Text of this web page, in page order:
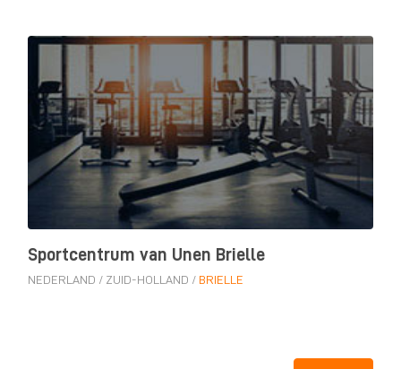
Sportcentrum van Unen Brielle
NEDERLAND / ZUID-HOLLAND / BRIELLE